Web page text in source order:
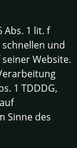
Abs. 1 lit. f
und
Website.
1 TDDDG,
Sinne des